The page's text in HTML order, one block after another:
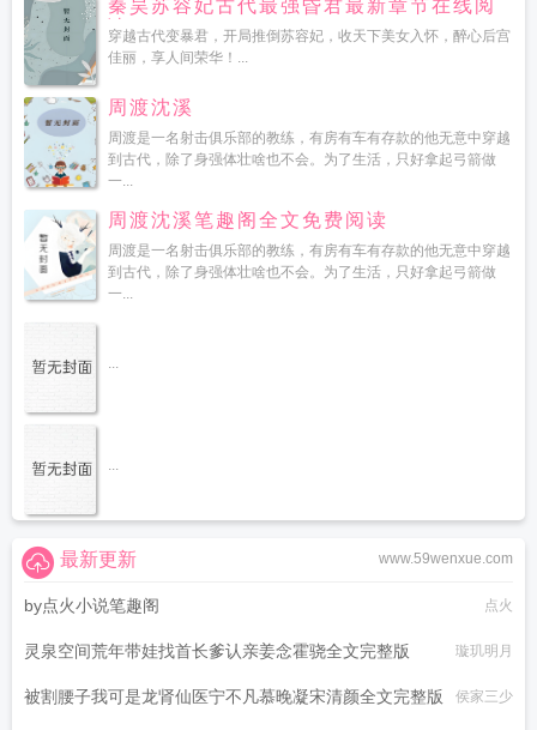
秦昊苏容妃古代最强昏君最新章节在线阅
读
穿越古代变暴君，开局推倒苏容妃，收天下美女入怀，醉心后宫
佳丽，享人间荣华！...
周渡沈溪
周渡是一名射击俱乐部的教练，有房有车有存款的他无意中穿越
到古代，除了身强体壮啥也不会。为了生活，只好拿起弓箭做
一...
周渡沈溪笔趣阁全文免费阅读
周渡是一名射击俱乐部的教练，有房有车有存款的他无意中穿越
到古代，除了身强体壮啥也不会。为了生活，只好拿起弓箭做
一...
...
...
www.59wenxue.com
最新更新
by点火小说笔趣阁 点火
灵泉空间荒年带娃找首长爹认亲姜念霍骁全文完整版 璇玑明月
被割腰子我可是龙肾仙医宁不凡慕晚凝宋清颜全文完整版 侯家三少